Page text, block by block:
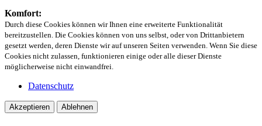
Komfort:
Durch diese Cookies können wir Ihnen eine erweiterte Funktionalität
bereitzustellen. Die Cookies können von uns selbst, oder von Drittanbietern
gesetzt werden, deren Dienste wir auf unseren Seiten verwenden. Wenn Sie diese
Cookies nicht zulassen, funktionieren einige oder alle dieser Dienste
möglicherweise nicht einwandfrei.
Datenschutz
Akzeptieren Ablehnen